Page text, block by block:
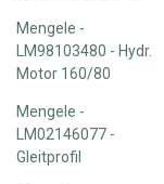
Mengele -
LM98103480 - Hydr.
Motor 160/80
Mengele -
LM02146077 -
Gleitprofil